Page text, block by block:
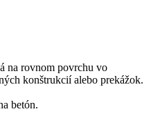
na rovnom povrchu vo
konštrukcií alebo prekážok.
betón.